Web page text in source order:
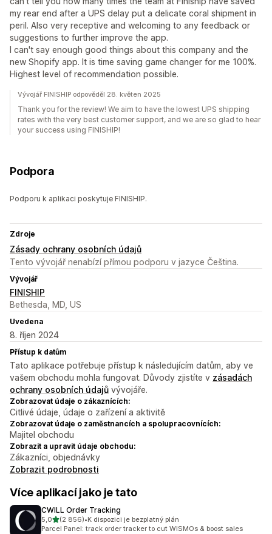
my rear end after a UPS delay put a delicate coral shipment in
peril. Also very receptive and welcoming to any feedback or
suggestions to further improve the app.
I can't say enough good things about this company and the
new Shopify app. It is time saving game changer for me 100%.
Highest level of recommendation possible.
Vývojář FINISHIP odpověděl 28. květen 2025
Thank you for the review! We aim to have the lowest UPS shipping
rates with the very best customer support, and we are so glad to hear
your success using FINISHIP!
Podpora
Podporu k aplikaci poskytuje FINISHIP.
Zdroje
Zásady ochrany osobních údajů
Tento vývojář nenabízí přímou podporu v jazyce Čeština.
Vývojář
FINISHIP
Bethesda, MD, US
Uvedena
8. říjen 2024
Přístup k datům
Tato aplikace potřebuje přístup k následujícím datům, aby ve
vašem obchodu mohla fungovat. Důvody zjistíte v zásadách
ochrany osobních údajů vývojáře.
Zobrazovat údaje o zákaznících:
Citlivé údaje, údaje o zařízení a aktivitě
Zobrazovat údaje o zaměstnancích a spolupracovnících:
Majitel obchodu
Zobrazit a upravit údaje obchodu:
Zákazníci, objednávky
Zobrazit podrobnosti
Více aplikací jako je tato
CWILL Order Tracking
5,0z 5 hvězd
(2 856)
Celkový počet recenzí: 2856
•K dispozici je bezplatný plán
Parcel Panel: track order tracker to cut WISMOs & boost sales